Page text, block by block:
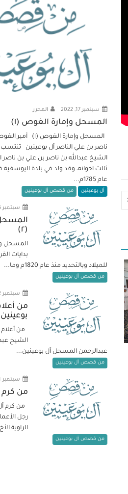
سبتمبر 17, 2022 المحرر
المسحل وإمارة الغوص (١)
المسحل وإمارة
ناصر بن علي الناصر آل بوعينين
الشيخ عبدالله بن ناصر بن علي بن ناصر
ثالث اخوانه، وقد ولد في بلدة
عام 1785م...
آل بوعينين من قصص آل بوعينين
سبتمبر 16, 2022
(٢)
بدايات
للميلاد وبالتحديد منذ عام 1820م وما...
من قصص آل بوعينين
سبتمبر 12, 2022
من
بوعينين
من
الشيخ
عبدالرحمن المسحل آل بوعينين...
من قصص آل بوعينين
سبتمبر 11, 2022
من كرم
رجل
الراوية
من قصص آل بوعينين